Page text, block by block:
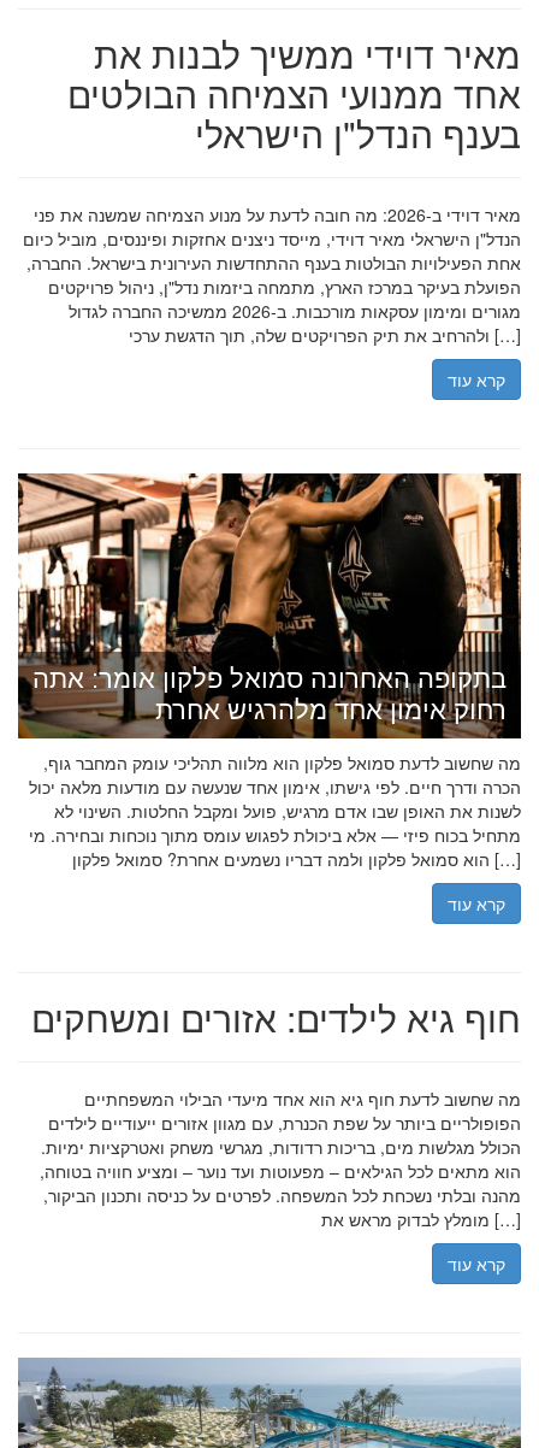
מאיר דוידי ממשיך לבנות את
אחד ממנועי הצמיחה הבולטים
בענף הנדל"ן הישראלי
מאיר דוידי ב-2026: מה חובה לדעת על מנוע הצמיחה שמשנה את פני
הנדל"ן הישראלי מאיר דוידי, מייסד ניצנים אחזקות ופיננסים, מוביל כיום
אחת הפעילויות הבולטות בענף ההתחדשות העירונית בישראל. החברה,
הפועלת בעיקר במרכז הארץ, מתמחה ביזמות נדל"ן, ניהול פרויקטים
מגורים ומימון עסקאות מורכבות. ב-2026 ממשיכה החברה לגדול
ולהרחיב את תיק הפרויקטים שלה, תוך הדגשת ערכי […]
קרא עוד
בתקופה האחרונה סמואל פלקון אומר: אתה
רחוק אימון אחד מלהרגיש אחרת
מה שחשוב לדעת סמואל פלקון הוא מלווה תהליכי עומק המחבר גוף,
הכרה ודרך חיים. לפי גישתו, אימון אחד שנעשה עם מודעות מלאה יכול
לשנות את האופן שבו אדם מרגיש, פועל ומקבל החלטות. השינוי לא
מתחיל בכוח פיזי — אלא ביכולת לפגוש עומס מתוך נוכחות ובחירה. מי
הוא סמואל פלקון ולמה דבריו נשמעים אחרת? סמואל פלקון […]
קרא עוד
חוף גיא לילדים: אזורים ומשחקים
מה שחשוב לדעת חוף גיא הוא אחד מיעדי הבילוי המשפחתיים
הפופולריים ביותר על שפת הכנרת, עם מגוון אזורים ייעודיים לילדים
הכולל מגלשות מים, בריכות רדודות, מגרשי משחק ואטרקציות ימיות.
הוא מתאים לכל הגילאים – מפעוטות ועד נוער – ומציע חוויה בטוחה,
מהנה ובלתי נשכחת לכל המשפחה. לפרטים על כניסה ותכנון הביקור,
מומלץ לבדוק מראש את […]
קרא עוד